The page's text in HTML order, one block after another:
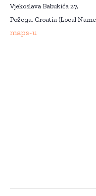
Vjekoslava Babukića 27,
Požega, Croatia (Local
maps-u